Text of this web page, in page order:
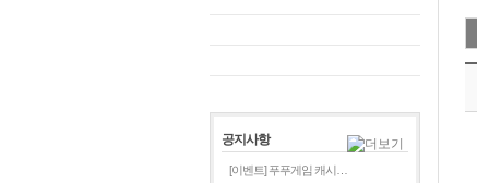
공지사항
[이벤트] 푸푸게임 캐시…